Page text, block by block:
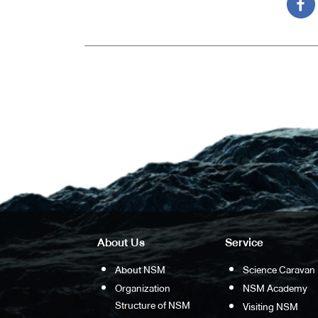
About Us
About NSM
Organization
Structure of NSM
Service
Science Caravan
NSM Academy
Visiting NSM